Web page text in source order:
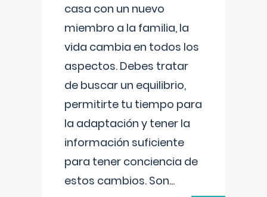
casa con un nuevo
miembro a la familia, la
vida cambia en todos los
aspectos. Debes tratar
de buscar un equilibrio,
permitirte tu tiempo para
la adaptación y tener la
información suficiente
para tener conciencia de
estos cambios. Son...